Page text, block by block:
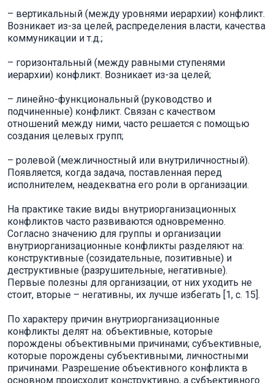
– вертикальный (между уровнями иерархии) конфликт.
Возникает из-за целей, распределения власти, качества
коммуникации и т.д.;
– горизонтальный (между равными ступенями
иерархии) конфликт. Возникает из-за целей;
– линейно-функциональный (руководство и
подчиненные) конфликт. Связан с качеством
отношений между ними, часто решается с помощью
создания целевых групп;
– ролевой (межличностный или внутриличностный).
Появляется, когда задача, поставленная перед
исполнителем, неадекватна его роли в организации.
На практике такие виды внутриорганизационных
конфликтов часто развиваются одновременно.
Согласно значению для группы и организации
внутриорганизационные конфликты разделяют на:
конструктивные (созидательные, позитивные) и
деструктивные (разрушительные, негативные).
Первые полезны для организации, от них уходить не
стоит, вторые – негативны, их лучше избегать [1, с. 15].
По характеру причин внутриорганизационные
конфликты делят на: объективные, которые
порождены объективными причинами; субъективные,
которые порождены субъективными, личностными
причинами. Разрешение объективного конфликта в
основном происходит конструктивно, а субъективного